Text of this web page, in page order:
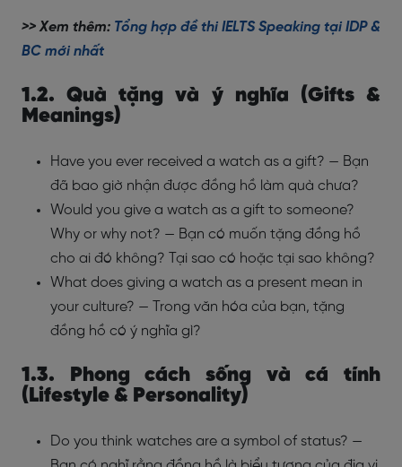
>> Xem thêm: Tổng hợp đề thi IELTS Speaking tại IDP &
BC mới nhất
1.2. Quà tặng và ý nghĩa (Gifts &
Meanings)
Have you ever received a watch as a gift? — Bạn
đã bao giờ nhận được đồng hồ làm quà chưa?
Would you give a watch as a gift to someone?
Why or why not? — Bạn có muốn tặng đồng hồ
cho ai đó không? Tại sao có hoặc tại sao không?
What does giving a watch as a present mean in
your culture? — Trong văn hóa của bạn, tặng
đồng hồ có ý nghĩa gì?
1.3. Phong cách sống và cá tính
(Lifestyle & Personality)
Do you think watches are a symbol of status? —